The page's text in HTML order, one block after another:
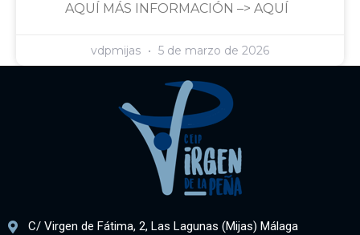
AQUÍ MÁS INFORMACIÓN –> AQUÍ
vdpmijas 5 de marzo de 2026
C/ Virgen de Fátima, 2, Las Lagunas (Mijas) Málaga